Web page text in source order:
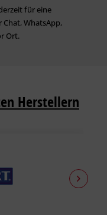
für eine
WhatsApp,
Ort.
Herstellern